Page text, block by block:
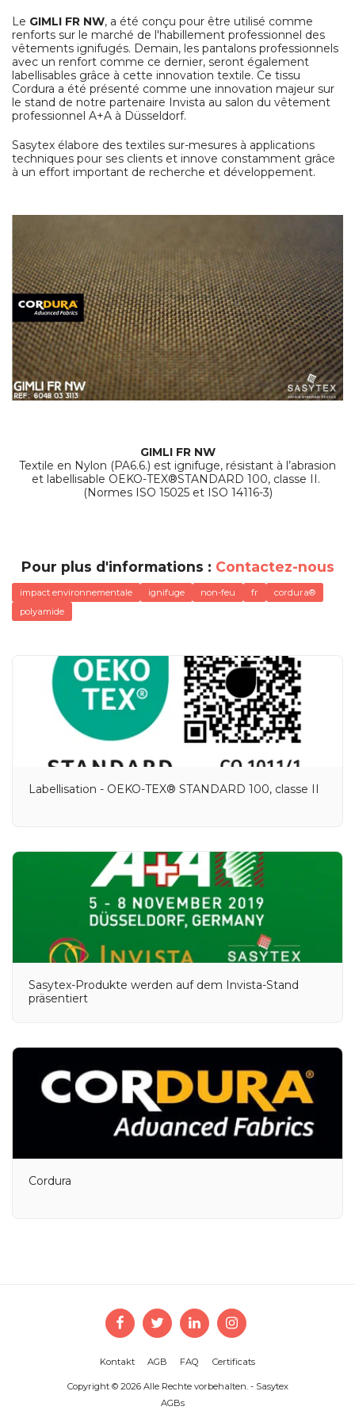
Le GIMLI FR NW, a été conçu pour être utilisé comme
renforts sur le marché de l'habillement professionnel des
vêtements ignifugés. Demain, les pantalons professionnels
avec un renfort comme ce dernier, seront également
labellisables grâce à cette innovation textile. Ce tissu
Cordura a été présenté comme une innovation majeur sur
le stand de notre partenaire Invista au salon du vêtement
professionnel A+A à Düsseldorf.
Sasytex élabore des textiles sur-mesures à applications
techniques pour ses clients et innove constamment grâce
à un effort important de recherche et développement.
GIMLI FR NW
Textile en Nylon (PA6.6.) est ignifuge, résistant à l’abrasion
et labellisable OEKO-TEX®STANDARD 100, classe II.
(Normes ISO 15025 et ISO 14116-3)
Pour plus d'informations : Contactez-nous
impact environnementale ignifuge non-feu fr
cordura®
polyamide
Labellisation - OEKO-TEX® STANDARD 100, classe II
Sasytex-Produkte werden auf dem Invista-Stand
präsentiert
Cordura
Kontakt AGB FAQ Certificats
Copyright © 2026 Alle Rechte vorbehalten. - Sasytex
AGBs